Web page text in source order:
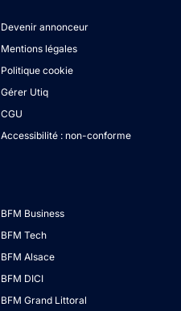
Devenir annonceur
Mentions légales
Politique cookie
Gérer Utiq
CGU
Accessibilité : non-conforme
BFM Business
BFM Tech
BFM Alsace
BFM DICI
BFM Grand Littoral